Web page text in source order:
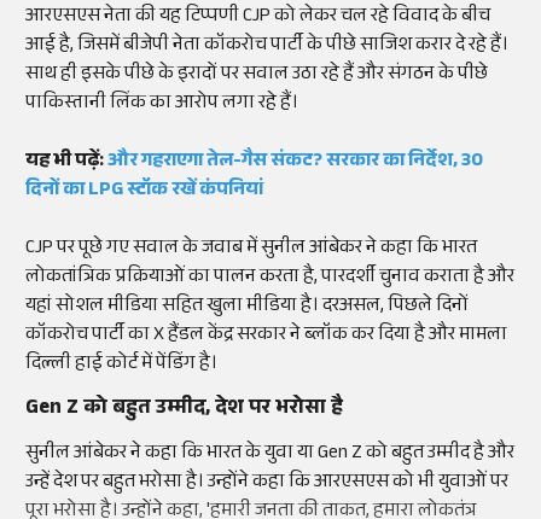
आरएसएस नेता की यह टिप्पणी CJP को लेकर चल रहे विवाद के बीच
आई है, जिसमें बीजेपी नेता कॉकरोच पार्टी के पीछे साजिश करार दे रहे हैं।
साथ ही इसके पीछे के इरादों पर सवाल उठा रहे हैं और संगठन के पीछे
पाकिस्तानी लिंक का आरोप लगा रहे हैं।
यह भी पढ़ें:और गहराएगा तेल-गैस संकट? सरकार का निर्देश, 30
दिनों का LPG स्टॉक रखें कंपनियां
CJP पर पूछे गए सवाल के जवाब में सुनील आंबेकर ने कहा कि भारत
लोकतांत्रिक प्रक्रियाओं का पालन करता है, पारदर्शी चुनाव कराता है और
यहां सोशल मीडिया सहित खुला मीडिया है। दरअसल, पिछले दिनों
कॉकरोच पार्टी का X हैंडल केंद्र सरकार ने ब्लॉक कर दिया है और मामला
दिल्ली हाई कोर्ट में पेंडिंग है।
Gen Z को बहुत उम्मीद, देश पर भरोसा है
सुनील आंबेकर ने कहा कि भारत के युवा या Gen Z को बहुत उम्मीद है और
उन्हें देश पर बहुत भरोसा है। उन्होंने कहा कि आरएसएस को भी युवाओं पर